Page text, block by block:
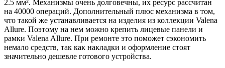
2.5 мм². Механизмы очень долговечны, их ресурс рассчитан
на 40000 операций. Дополнительный плюс механизма в том,
что такой же устанавливается на изделия из коллекции Valena
Allure. Поэтому на нем можно крепить лицевые панели и
рамки Valena Allure. При ремонте это поможет сэкономить
немало средств, так как накладки и оформление стоят
значительно дешевле готового устройства.